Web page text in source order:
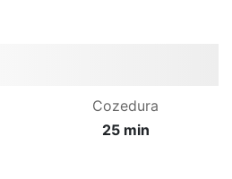
Cozedura
25 min